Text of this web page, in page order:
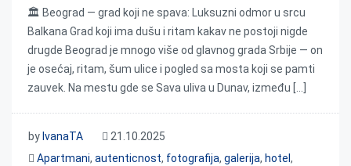
🏛️ Beograd — grad koji ne spava: Luksuzni odmor u srcu
Balkana Grad koji ima dušu i ritam kakav ne postoji nigde
drugde Beograd je mnogo više od glavnog grada Srbije — on
je osećaj, ritam, šum ulice i pogled sa mosta koji se pamti
zauvek. Na mestu gde se Sava uliva u Dunav, između […]
by IvanaTA
21.10.2025
Apartmani, autenticnost, fotografija, galerija, hotel ,